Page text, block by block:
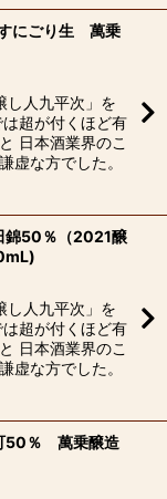
にごり生 萬乗
人九平次」を
超が付くほど有
日本酒業界のこ
虚な方でした。
錦50％（2021醸
人九平次」を
超が付くほど有
日本酒業界のこ
虚な方でした。
50％ 萬乗醸造